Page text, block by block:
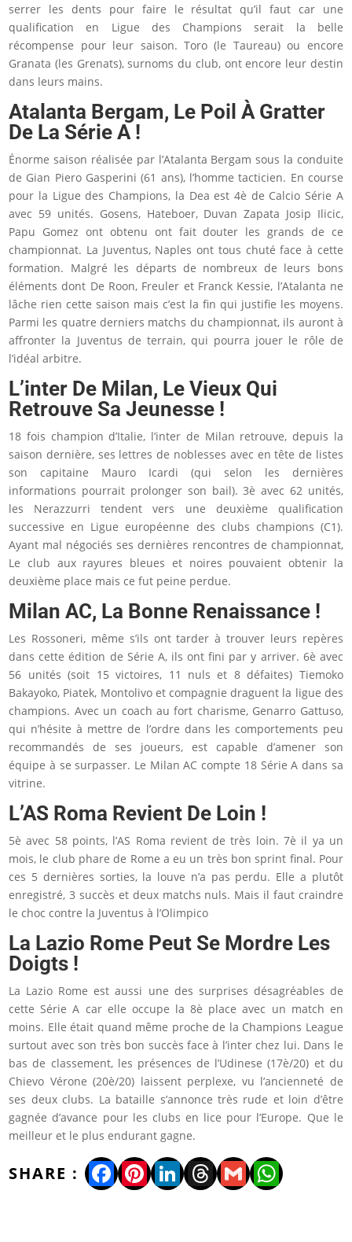
serrer les dents pour faire le résultat qu’il faut car une
qualification en Ligue des Champions serait la belle
récompense pour leur saison. Toro (le Taureau) ou encore
Granata (les Grenats), surnoms du club, ont encore leur destin
dans leurs mains.
Atalanta Bergam, Le Poil À Gratter
De La Série A !
Énorme saison réalisée par l’Atalanta Bergam sous la conduite
de Gian Piero Gasperini (61 ans), l’homme tacticien. En course
pour la Ligue des Champions, la Dea est 4è de Calcio Série A
avec 59 unités. Gosens, Hateboer, Duvan Zapata Josip Ilicic,
Papu Gomez ont obtenu ont fait douter les grands de ce
championnat. La Juventus, Naples ont tous chuté face à cette
formation. Malgré les départs de nombreux de leurs bons
éléments dont De Roon, Freuler et Franck Kessie, l’Atalanta ne
lâche rien cette saison mais c’est la fin qui justifie les moyens.
Parmi les quatre derniers matchs du championnat, ils auront à
affronter la Juventus de terrain, qui pourra jouer le rôle de
l’idéal arbitre.
L’inter De Milan, Le Vieux Qui
Retrouve Sa Jeunesse !
18 fois champion d’Italie, l’inter de Milan retrouve, depuis la
saison dernière, ses lettres de noblesses avec en tête de listes
son capitaine Mauro Icardi (qui selon les dernières
informations pourrait prolonger son bail). 3è avec 62 unités,
les Nerazzurri tendent vers une deuxième qualification
successive en Ligue européenne des clubs champions (C1).
Ayant mal négociés ses dernières rencontres de championnat,
Le club aux rayures bleues et noires pouvaient obtenir la
deuxième place mais ce fut peine perdue.
Milan AC, La Bonne Renaissance !
Les Rossoneri, même s’ils ont tarder à trouver leurs repères
dans cette édition de Série A, ils ont fini par y arriver. 6è avec
56 unités (soit 15 victoires, 11 nuls et 8 défaites) Tiemoko
Bakayoko, Piatek, Montolivo et compagnie draguent la ligue des
champions. Avec un coach au fort charisme, Genarro Gattuso,
qui n’hésite à mettre de l’ordre dans les comportements peu
recommandés de ses joueurs, est capable d’amener son
équipe à se surpasser. Le Milan AC compte 18 Série A dans sa
vitrine.
L’AS Roma Revient De Loin !
5è avec 58 points, l’AS Roma revient de très loin. 7è il ya un
mois, le club phare de Rome a eu un très bon sprint final. Pour
ces 5 dernières sorties, la louve n’a pas perdu. Elle a plutôt
enregistré, 3 succès et deux matchs nuls. Mais il faut craindre
le choc contre la Juventus à l’Olimpico
La Lazio Rome Peut Se Mordre Les
Doigts !
La Lazio Rome est aussi une des surprises désagréables de
cette Série A car elle occupe la 8è place avec un match en
moins. Elle était quand même proche de la Champions League
surtout avec son très bon succès face à l’inter chez lui. Dans le
bas de classement, les présences de l’Udinese (17è/20) et du
Chievo Vérone (20è/20) laissent perplexe, vu l’ancienneté de
ses deux clubs. La bataille s’annonce très rude et loin d’être
gagnée d’avance pour les clubs en lice pour l’Europe. Que le
meilleur et le plus endurant gagne.
Facebook
Pinterest
LinkedIn
Threads
Gmail